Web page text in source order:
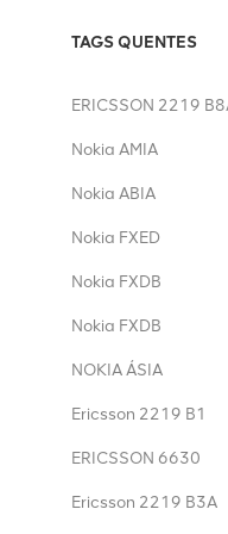
TAGS QUENTES
ERICSSON 2219
Nokia AMIA
Nokia ABIA
Nokia FXED
Nokia FXDB
Nokia FXDB
NOKIA ÁSIA
Ericsson 2219 B1
ERICSSON 6630
Ericsson 2219 B3A